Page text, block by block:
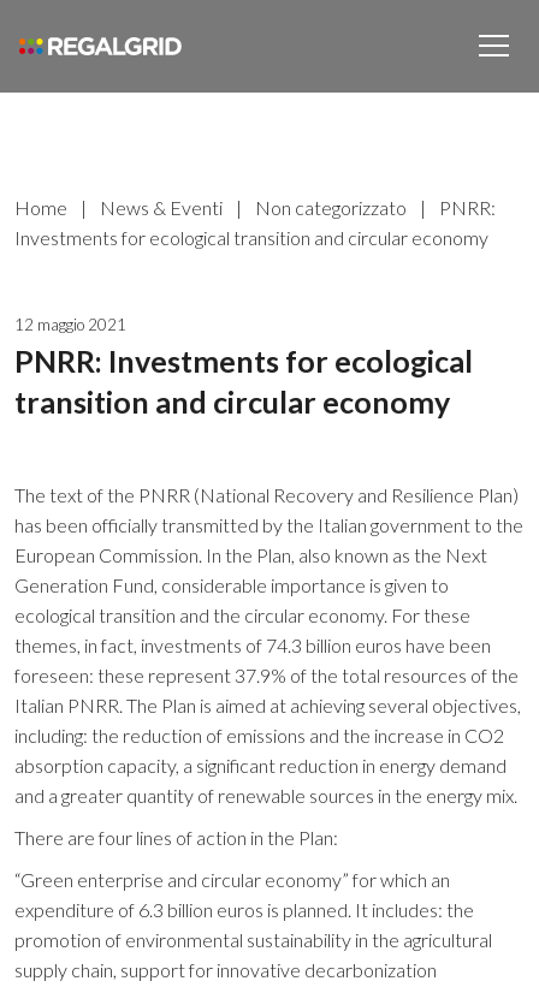
Home | News & Eventi | Non categorizzato |
PNRR:
Investments for ecological transition and circular economy
12 maggio 2021
PNRR: Investments for ecological
transition and circular economy
The text of the PNRR (National Recovery and Resilience Plan)
has been officially transmitted by the Italian government to the
European Commission. In the Plan, also known as the Next
Generation Fund, considerable importance is given to
ecological transition and the circular economy. For these
themes, in fact, investments of 74.3 billion euros have been
foreseen: these represent 37.9% of the total resources of the
Italian PNRR. The Plan is aimed at achieving several objectives,
including: the reduction of emissions and the increase in CO2
absorption capacity, a significant reduction in energy demand
and a greater quantity of renewable sources in the energy mix.
There are four lines of action in the Plan:
“Green enterprise and circular economy” for which an
expenditure of 6.3 billion euros is planned. It includes: the
promotion of environmental sustainability in the agricultural
supply chain, support for innovative decarbonization